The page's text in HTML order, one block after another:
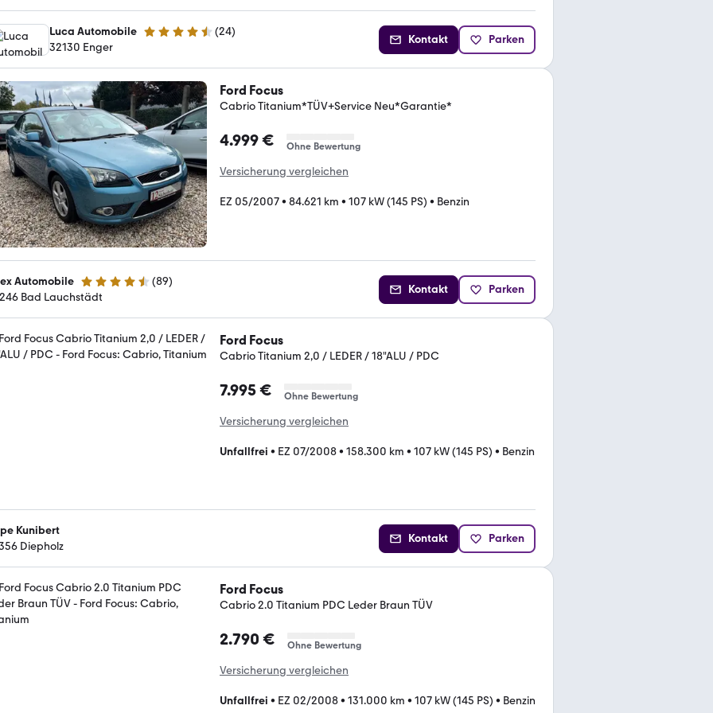
Luca Automobile 4.7 Sterne (24)
32130 Enger
Kontakt Parken
Ford Focus
Cabrio Titanium*TÜV+Service Neu*Garantie*
4.999 € Ohne Bewertung
Versicherung vergleichen
EZ 05/2007• 84.621 km • 107 kW (145 PS) • Benzin
Automobile 4.6 Sterne (89)
Bad Lauchstädt
Kontakt Parken
Ford Focus
Cabrio Titanium 2,0 / LEDER / 18"ALU / PDC
7.995 € Ohne Bewertung
Versicherung vergleichen
Unfallfrei • EZ 07/2008• 158.300 km • 107 kW (145 PS) • Benzin
Kunibert
Diepholz
Kontakt Parken
Ford Focus
Cabrio 2.0 Titanium PDC Leder Braun TÜV
2.790 € Ohne Bewertung
Versicherung vergleichen
Unfallfrei • EZ 02/2008• 131.000 km • 107 kW (145 PS) • Benzin